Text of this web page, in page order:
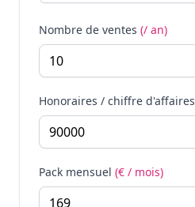
Nombre de ventes (/ an)
Honoraires / chiffre d'affaires
Pack mensuel (€ / mois)